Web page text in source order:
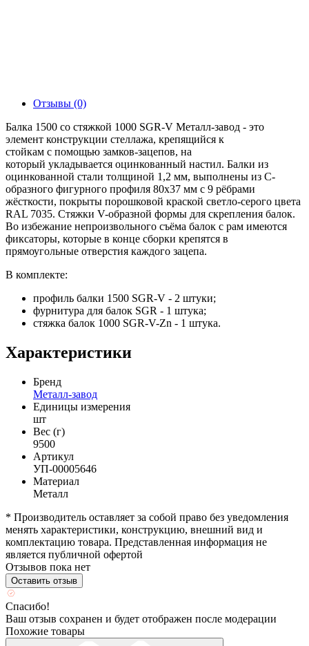
Отзывы (0)
Балка 1500 со стяжкой 1000 SGR-V Металл-завод - это
элемент конструкции стеллажа, крепящийся к
стойкам c помощью замков-зацепов, на
который укладывается оцинкованный настил. Балки из
оцинкованной стали толщиной 1,2 мм, выполнены из С-
образного фигурного профиля 80х37 мм с 9 рёбрами
жёсткости, покрыты порошковой краской светло-серого цвета
RAL 7035. Стяжки V-образной формы для скрепления балок.
Во избежание непроизвольного съёма балок с рам имеются
фиксаторы, которые в конце сборки крепятся в
прямоугольные отверстия каждого зацепа.
В комплекте:
профиль балки 1500 SGR-V - 2 штуки;
фурнитура для балок SGR - 1 штука;
стяжка балок 1000 SGR-V-Zn - 1 штука.
Характеристики
Бренд
Металл-завод
Единицы измерения
шт
Вес (г)
9500
Артикул
УП-00005646
Материал
Металл
* Производитель оставляет за собой право без уведомления
менять характеристики, конструкцию, внешний вид и
комплектацию товара. Представленная информация не
является публичной офертой
Отзывов пока нет
Оставить отзыв
Спасибо!
Ваш отзыв сохранен и будет отображен после модерации
Похожие товары